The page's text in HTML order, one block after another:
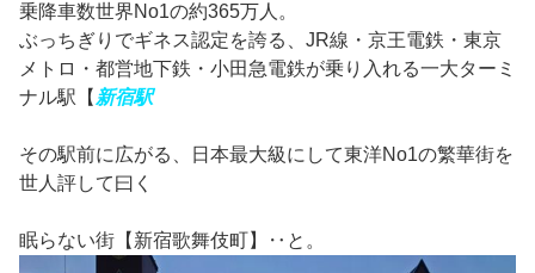
乗降車数世界No1の約365万人。
ぶっちぎりでギネス認定を誇る、JR線・京王電鉄・東京
メトロ・都営地下鉄・小田急電鉄が乗り入れる一大ターミ
ナル駅【 新宿駅】
その駅前に広がる、日本最大級にして東洋No1の繁華街を
世人評して曰く
眠らない街【新宿歌舞伎町】‥と。